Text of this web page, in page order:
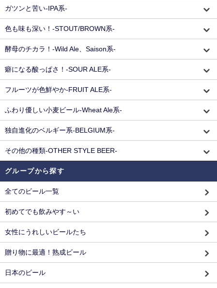
ガツンと苦い-IPA系-
色も味も深い！-STOUT/BROWN系-
酵母のチカラ！-Wild Ale、Saison系-
癖になる酸っぱさ！-SOUR ALE系-
フルーツが色鮮やか-FRUIT ALE系-
ふわり優しい小麦ビール-Wheat Ale系-
独自進化のベルギー系-BELGIUM系-
その他の種類-OTHER STYLE BEER-
グループから探す
全てのビール一覧
初めてでも飲みやす～い
女性にうれしいビールたち
贈り物に最適！熟成ビール
日本のビール